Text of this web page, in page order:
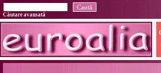
Căutare avansată